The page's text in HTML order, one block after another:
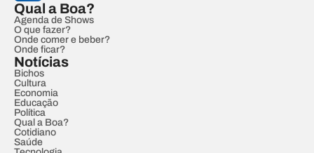
Qual a Boa?
Agenda de Shows
O que fazer?
Onde comer e beber?
Onde ficar?
Notícias
Bichos
Cultura
Economia
Educação
Política
Qual a Boa?
Cotidiano
Saúde